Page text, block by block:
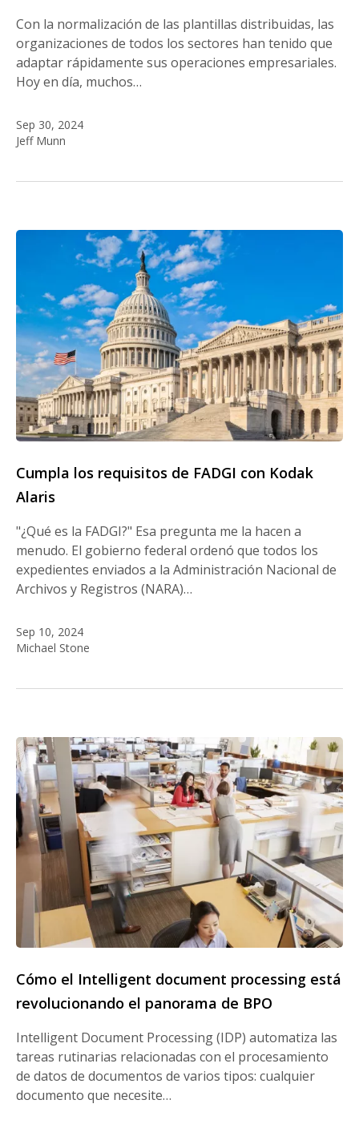
Con la normalización de las plantillas distribuidas, las
organizaciones de todos los sectores han tenido que
adaptar rápidamente sus operaciones empresariales.
Hoy en día, muchos…
Sep 30, 2024
Jeff Munn
Cumpla los requisitos de FADGI con Kodak
Alaris
"¿Qué es la FADGI?" Esa pregunta me la hacen a
menudo. El gobierno federal ordenó que todos los
expedientes enviados a la Administración Nacional de
Archivos y Registros (NARA)…
Sep 10, 2024
Michael Stone
Cómo el Intelligent document processing está
revolucionando el panorama de BPO
Intelligent Document Processing (IDP) automatiza las
tareas rutinarias relacionadas con el procesamiento
de datos de documentos de varios tipos: cualquier
documento que necesite…